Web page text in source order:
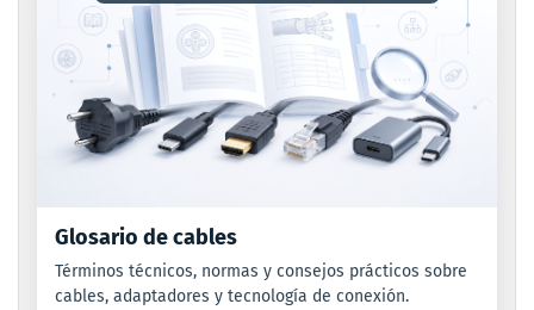
Glosario de cables
Términos técnicos, normas y consejos prácticos sobre
cables, adaptadores y tecnología de conexión.